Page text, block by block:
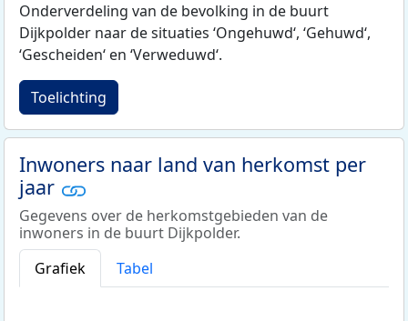
Onderverdeling van de bevolking in de buurt
Dijkpolder naar de situaties ‘Ongehuwd‘, ‘Gehuwd‘,
‘Gescheiden‘ en ‘Verweduwd‘.
Toelichting
Inwoners naar land van herkomst per
jaar
Gegevens over de herkomstgebieden van de
inwoners in de buurt Dijkpolder.
Grafiek
Tabel